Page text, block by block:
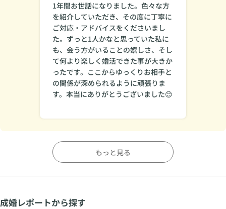
1年間お世話になりました。色々な方
を紹介していただき、その度に丁寧に
ご対応・アドバイスをくださいまし
た。ずっと1人かなと思っていた私に
も、会う方がいることの嬉しさ、そし
て何より楽しく婚活できた事が大きか
ったです。ここからゆっくりお相手と
の関係が深められるように頑張りま
す。本当にありがとうございました😊
もっと見る
成婚レポートから探す